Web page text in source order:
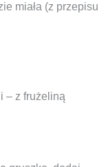
miała (z przepisu
– z frużeliną